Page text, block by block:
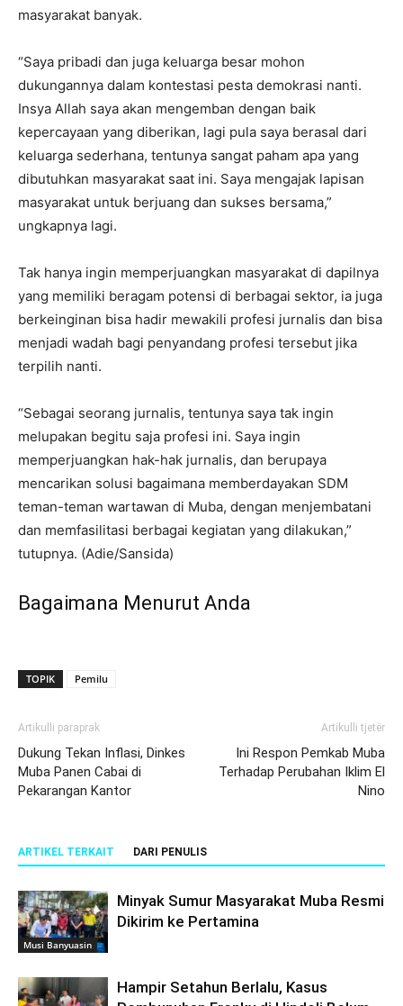
masyarakat banyak.
“Saya pribadi dan juga keluarga besar mohon
dukungannya dalam kontestasi pesta demokrasi nanti.
Insya Allah saya akan mengemban dengan baik
kepercayaan yang diberikan, lagi pula saya berasal dari
keluarga sederhana, tentunya sangat paham apa yang
dibutuhkan masyarakat saat ini. Saya mengajak lapisan
masyarakat untuk berjuang dan sukses bersama,”
ungkapnya lagi.
Tak hanya ingin memperjuangkan masyarakat di dapilnya
yang memiliki beragam potensi di berbagai sektor, ia juga
berkeinginan bisa hadir mewakili profesi jurnalis dan bisa
menjadi wadah bagi penyandang profesi tersebut jika
terpilih nanti.
“Sebagai seorang jurnalis, tentunya saya tak ingin
melupakan begitu saja profesi ini. Saya ingin
memperjuangkan hak-hak jurnalis, dan berupaya
mencarikan solusi bagaimana memberdayakan SDM
teman-teman wartawan di Muba, dengan menjembatani
dan memfasilitasi berbagai kegiatan yang dilakukan,”
tutupnya. (Adie/Sansida)
Bagaimana Menurut Anda
TOPIK Pemilu
Artikulli paraprak
Dukung Tekan Inflasi, Dinkes
Muba Panen Cabai di
Pekarangan Kantor
Artikulli tjetër
Ini Respon Pemkab Muba
Terhadap Perubahan Iklim El
Nino
ARTIKEL TERKAIT DARI PENULIS
Musi Banyuasin
Minyak Sumur Masyarakat Muba Resmi
Dikirim ke Pertamina
Hampir Setahun Berlalu, Kasus